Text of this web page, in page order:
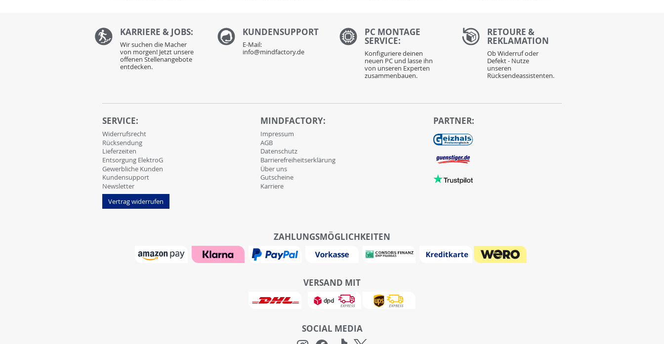
KARRIERE & JOBS:
Wir suchen die Macher
von morgen! Jetzt unsere
offenen Stellenangebote
entdecken.
KUNDENSUPPORT
E-Mail:
info@mindfactory.de
PC MONTAGE
SERVICE:
Konfiguriere deinen
neuen PC und lasse ihn
von unseren Experten
zusammenbauen.
RETOURE &
REKLAMATION
Ob Widerruf oder
Defekt - Nutze
unseren
Rücksendeassistenten.
SERVICE:
Widerrufsrecht
Rücksendung
Lieferzeiten
Entsorgung ElektroG
Gewerbliche Kunden
Kundensupport
Newsletter
Vertrag widerrufen
MINDFACTORY:
Impressum
AGB
Datenschutz
Barrierefreiheitserklärung
Über uns
Gutscheine
Karriere
PARTNER:
ZAHLUNGSMÖGLICHKEITEN
VERSAND MIT
SOCIAL MEDIA